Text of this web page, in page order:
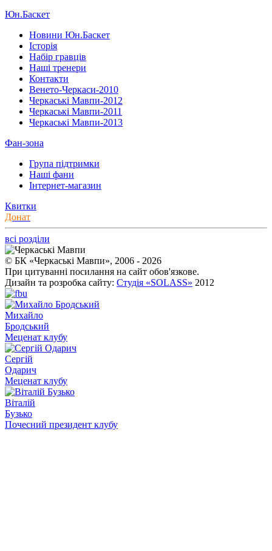
Юн.Баскет
Новини Юн.Баскет
Історія
Набір гравців
Наші тренери
Контакти
Венето-Черкаси-2010
Черкаські Мавпи-2012
Черкаські Мавпи-2011
Черкаські Мавпи-2013
Фан-зона
Група підтримки
Наші фани
Інтернет-магазин
Квитки
Донат
всі розділи
© БК «Черкаські Мавпи», 2006 - 2026
При цитуванні посилання на сайт обов'язкове.
Дизайн та розробка сайту: Студія «SOLASS» 2012
Михайло
Бродський
Меценат клубу
Сергій
Одарич
Меценат клубу
Віталій
Бузько
Почесний президент клубу